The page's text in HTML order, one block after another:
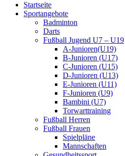
Startseite
Sportangebote
Badminton
Darts
Fußball Jugend U7 – U19
A-Junioren(U19)
B-Junioren (U17)
C-Junioren (U15)
D-Junioren (U13)
E-Junioren (U11)
F-Junioren (U9)
Bambini (U7)
Torwarttraining
Fußball Herren
Fußball Frauen
Spielpläne
Mannschaften